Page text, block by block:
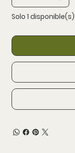
Solo 1 disponible(s)